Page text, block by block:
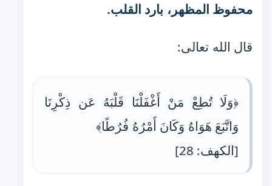
محفوظ المظهر، بارد القلب.
قال الله تعالى:
﴿وَلَا تُطِعْ مَنْ أَغْفَلْنَا قَلْبَهُ عَن ذِكْرِنَا
وَاتَّبَعَ هَوَاهُ وَكَانَ أَمْرُهُ فُرُطًا﴾
[الكهف: 28]